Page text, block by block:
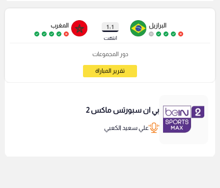
البرازيل
1 : 1
انتهت
المغرب
دور المجموعات
تقرير المباراة
بي ان سبورتس ماكس 2
علي سعيد الكعبي